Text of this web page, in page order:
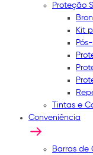
Proteção
Kit
Pós-
Tintas e
Conveniência
Barras de